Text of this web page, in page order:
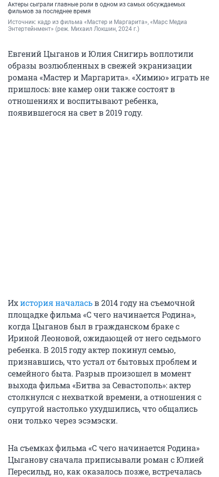
Актеры сыграли главные роли в одном из самых обсуждаемых
фильмов за последнее время
Источник: кадр из фильма «Мастер и Маргарита», «Марс Медиа
Энтертейнмент» (реж. Михаил Локшин, 2024 г.)
Евгений Цыганов и Юлия Снигирь воплотили
образы возлюбленных в свежей экранизации
романа «Мастер и Маргарита». «Химию» играть не
пришлось: вне камер они также состоят в
отношениях и воспитывают ребенка,
появившегося на свет в 2019 году.
Ихистория началасьв 2014 году на съемочной
площадке фильма «С чего начинается Родина»,
когда Цыганов был в гражданском браке с
Ириной Леоновой, ожидающей от него седьмого
ребенка. В 2015 году актер покинул семью,
признавшись, что устал от бытовых проблем и
семейного быта. Разрыв произошел в момент
выхода фильма «Битва за Севастополь»: актер
столкнулся с нехваткой времени, а отношения с
супругой настолько ухудшились, что общались
они только через эсэмэски.
На съемках фильма «С чего начинается Родина»
Цыганову сначала приписывали роман с Юлией
Пересильд, но, как оказалось позже, встречалась